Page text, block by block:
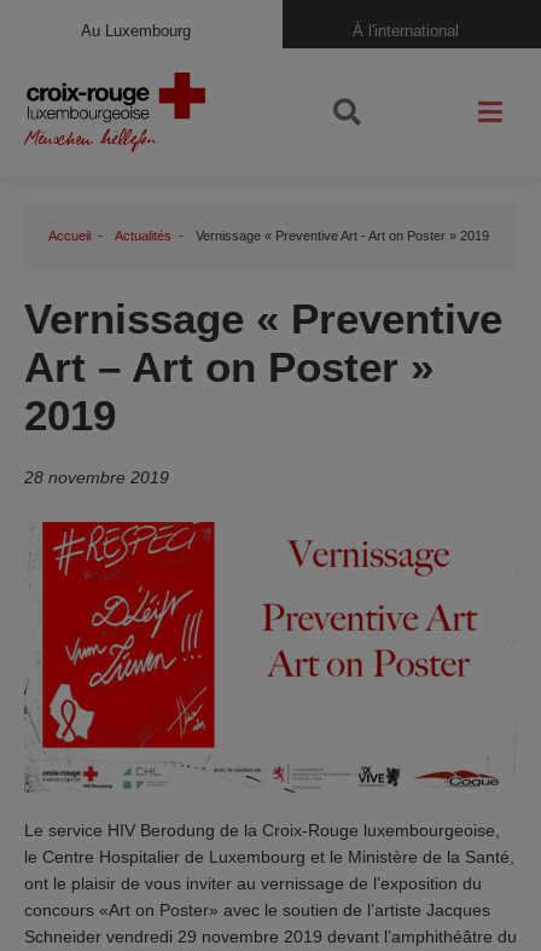
Au Luxembourg À l'international
Accueil Actualités Vernissage « Preventive Art - Art on Poster » 2019
Vernissage « Preventive
Art – Art on Poster »
2019
28 novembre 2019
Le service HIV Berodung de la Croix-Rouge luxembourgeoise,
le Centre Hospitalier de Luxembourg et le Ministère de la Santé,
ont le plaisir de vous inviter au vernissage de l’exposition du
concours «Art on Poster» avec le soutien de l’artiste Jacques
Schneider vendredi 29 novembre 2019 devant l’amphithéâtre du